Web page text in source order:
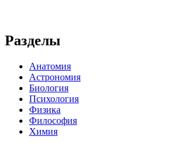
Разделы
Анатомия
Астрономия
Биология
Психология
Физика
Философия
Химия